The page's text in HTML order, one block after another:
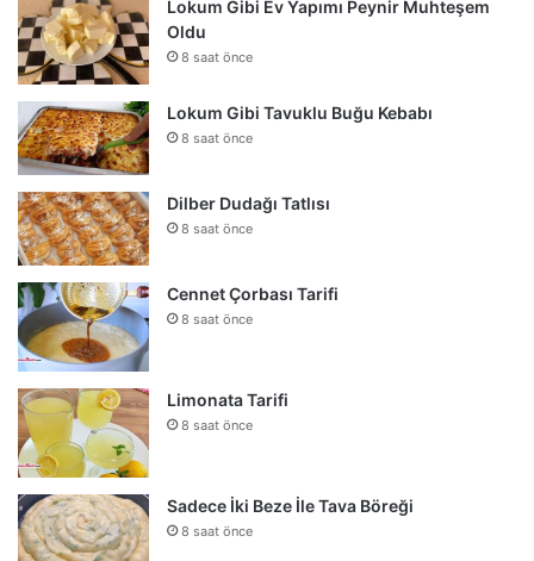
Lokum Gibi Ev Yapımı Peynir Muhteşem
Oldu
8 saat önce
Lokum Gibi Tavuklu Buğu Kebabı
8 saat önce
Dilber Dudağı Tatlısı
8 saat önce
Cennet Çorbası Tarifi
8 saat önce
Limonata Tarifi
8 saat önce
Sadece İki Beze İle Tava Böreği
8 saat önce